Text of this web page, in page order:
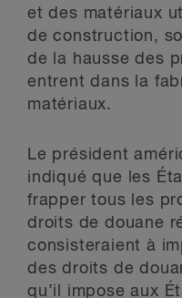
et des matériaux
de construction,
de la hausse des
entrent dans la
matériaux.
Le président
indiqué que les
frapper tous les
droits de douane
consisteraient à
des droits de
qu’il impose aux